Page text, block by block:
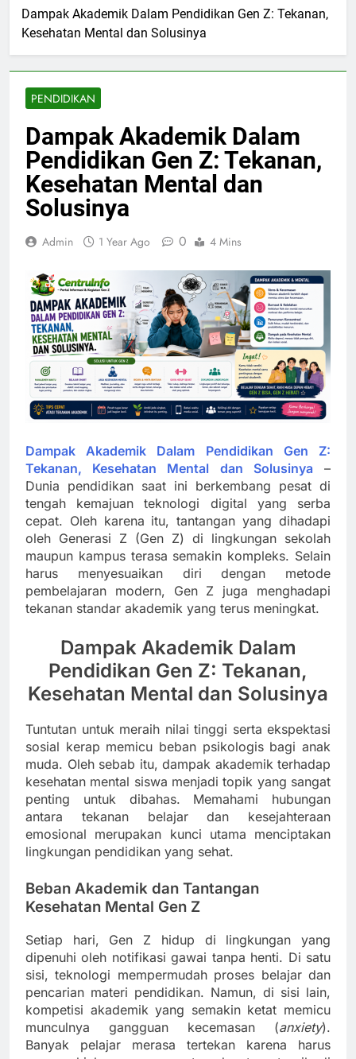
Dampak Akademik Dalam Pendidikan Gen Z: Tekanan,
Kesehatan Mental dan Solusinya
PENDIDIKAN
Dampak Akademik Dalam
Pendidikan Gen Z: Tekanan,
Kesehatan Mental dan
Solusinya
Admin 1 Year Ago 0 4 Mins
Dampak Akademik Dalam Pendidikan Gen Z:
Tekanan, Kesehatan Mental dan Solusinya –
Dunia pendidikan saat ini berkembang pesat di
tengah kemajuan teknologi digital yang serba
cepat. Oleh karena itu, tantangan yang dihadapi
oleh Generasi Z (Gen Z) di lingkungan sekolah
maupun kampus terasa semakin kompleks. Selain
harus menyesuaikan diri dengan metode
pembelajaran modern, Gen Z juga menghadapi
tekanan standar akademik yang terus meningkat.
Dampak Akademik Dalam
Pendidikan Gen Z: Tekanan,
Kesehatan Mental dan Solusinya
Tuntutan untuk meraih nilai tinggi serta ekspektasi
sosial kerap memicu beban psikologis bagi anak
muda. Oleh sebab itu, dampak akademik terhadap
kesehatan mental siswa menjadi topik yang sangat
penting untuk dibahas. Memahami hubungan
antara tekanan belajar dan kesejahteraan
emosional merupakan kunci utama menciptakan
lingkungan pendidikan yang sehat.
Beban Akademik dan Tantangan
Kesehatan Mental Gen Z
Setiap hari, Gen Z hidup di lingkungan yang
dipenuhi oleh notifikasi gawai tanpa henti. Di satu
sisi, teknologi mempermudah proses belajar dan
pencarian materi pendidikan. Namun, di sisi lain,
kompetisi akademik yang semakin ketat memicu
munculnya gangguan kecemasan (anxiety).
Banyak pelajar merasa tertekan karena harus